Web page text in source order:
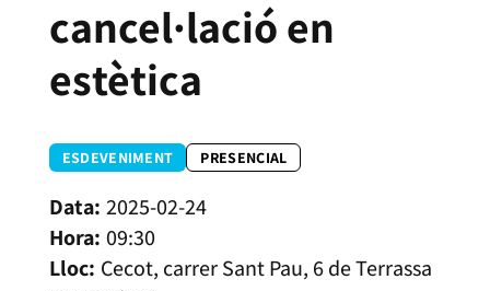
cancel·lació en
estètica
ESDEVENIMENT PRESENCIAL
2025-02-24
09:30
Cecot, carrer Sant Pau, 6 de Terrassa